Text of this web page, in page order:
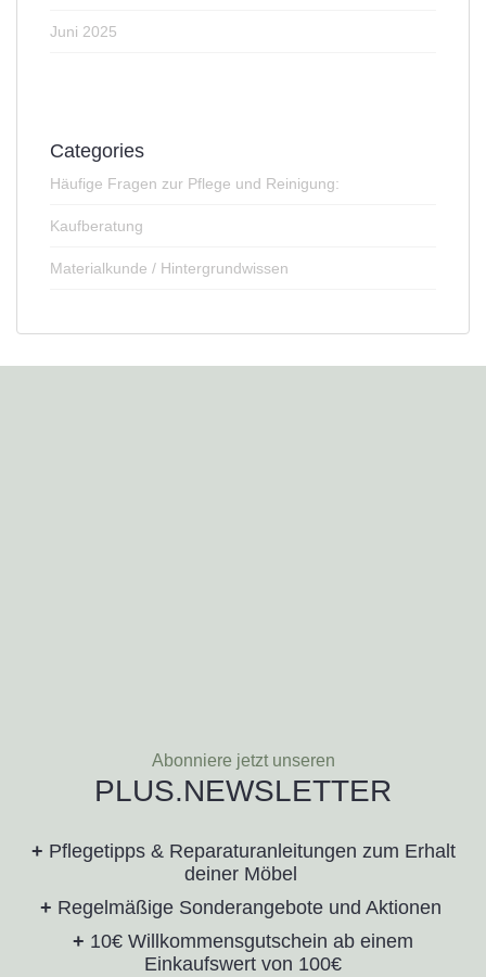
Juni 2025
Categories
Häufige Fragen zur Pflege und Reinigung:
Kaufberatung
Materialkunde / Hintergrundwissen
Abonniere jetzt unseren
PLUS.NEWSLETTER
+ Pflegetipps & Reparaturanleitungen zum Erhalt
deiner Möbel
+ Regelmäßige Sonderangebote und Aktionen
+ 10€ Willkommensgutschein ab einem
Einkaufswert von 100€